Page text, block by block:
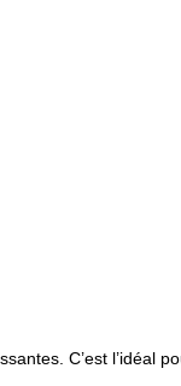
C’est l’idéal